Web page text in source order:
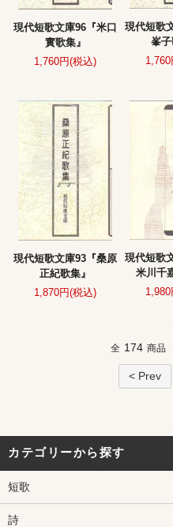
現代短歌文庫96『米口
實歌集』
1,760円(税込)
現代短歌
峯子
現代短歌文庫93『桑原
正紀歌集』
1,870円(税込)
現代短歌
米川千
全 174 商品
< Prev
カテゴリーから探す
短歌
詩